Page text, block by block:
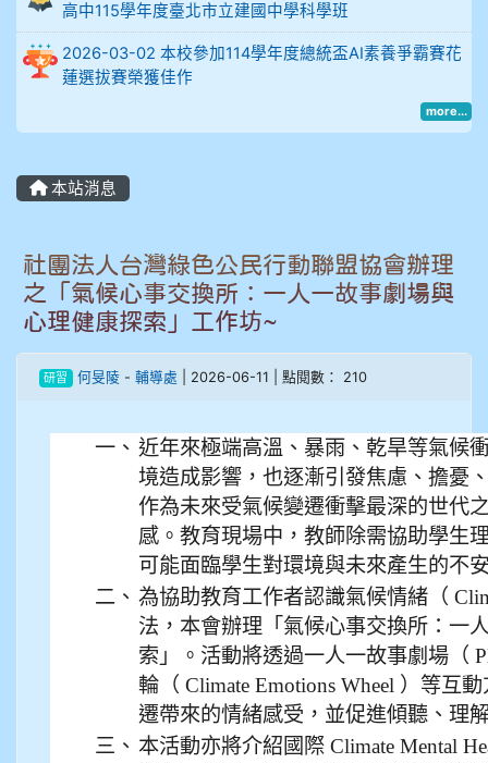
904彭子庭
905蔣昇和
905周沛蓉
905鄭瑀安
907張晏寧
908彭主豪
909林柏翰
909林玉楓
910呂芃澔
高中115學年度臺北市立建國中學科學班
2026-03-02 本校參加114學年度總統盃AI素養爭霸賽花
蓮選拔賽榮獲佳作
more...
本站消息
社團法人台灣綠色公民行動聯盟協會辦理
之「氣候心事交換所：一人一故事劇場與
心理健康探索」工作坊~
研習 何旻陵- 輔導處 | 2026-06-11 | 點閱數： 210
一、 近年來極端高溫、暴雨、乾旱等氣候
境造成影響，也逐漸引發焦慮、擔憂
作為未來受氣候變遷衝擊最深的世代
感。教育現場中，教師除需協助學生
可能面臨學生對環境與未來產生的不
二、 為協助教育工作者認識氣候情緒（
法，本會辦理「氣候心事交換所：一
索」。活動將透過一人一故事劇場（
輪（ Climate Emotions Wheel ）等互
遷帶來的情緒感受，並促進傾聽、理
三、 本活動亦將介紹國際 Climate Mental